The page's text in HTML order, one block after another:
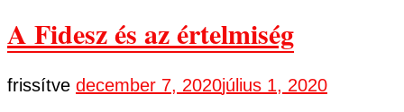
A Fidesz és az értelmiség
frissítve december 7, 2020július 1, 2020